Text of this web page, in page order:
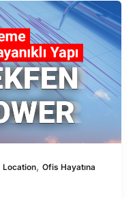
Location, Ofis Hayatına